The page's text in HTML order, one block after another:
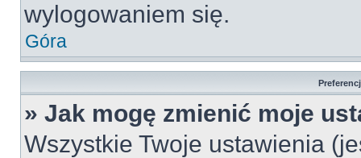
wylogowaniem się.
Góra
» Jak mogę zmienić moje
Wszystkie Twoje ustawienia